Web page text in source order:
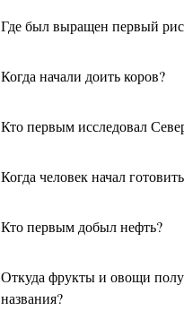
Где был выращен первый
Когда начали доить коров?
Кто первым исследовал
Когда человек начал
Кто первым добыл нефть?
Откуда фрукты и овощи
названия?